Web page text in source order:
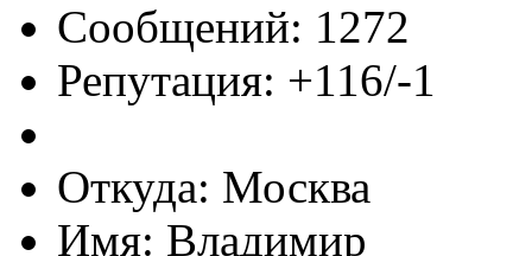
Сообщений: 1272
Репутация: +116/-1
Откуда: Москва
Имя: Владимир